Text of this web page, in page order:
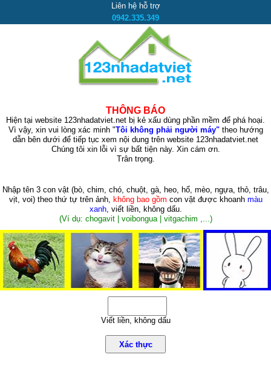
Liên hệ hỗ trợ
0942.335.349
THÔNG BÁO
Hiện tại website 123nhadatviet.net bị kẻ xấu dùng phần mềm để phá hoại.
Vì vậy, xin vui lòng xác minh "Tôi không phải người máy"theo hướng
dẫn bên dưới để tiếp tục xem nội dung trên website 123nhadatviet.net
Chúng tôi xin lỗi vì sự bất tiện này. Xin cám ơn.
Trân trọng.
Nhập tên 3 con vật (bò, chim, chó, chuột, gà, heo, hổ, mèo, ngựa, thỏ, trâu,
vịt, voi)theo thứ tự trên ảnh, không bao gồm con vật được khoanh màu
xanh, viết liền, không dấu.
(Ví dụ: chogavit | voibongua | vitgachim ,...)
Viết liền, không dấu
Xác thực